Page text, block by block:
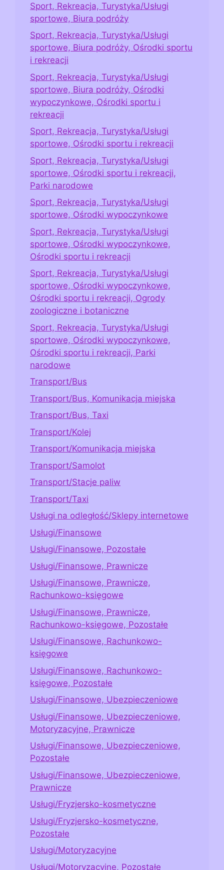
Sport, Rekreacja, Turystyka/Usługi
sportowe, Biura podróży
Sport, Rekreacja, Turystyka/Usługi
sportowe, Biura podróży, Ośrodki sportu
i rekreacji
Sport, Rekreacja, Turystyka/Usługi
sportowe, Biura podróży, Ośrodki
wypoczynkowe, Ośrodki sportu i
rekreacji
Sport, Rekreacja, Turystyka/Usługi
sportowe, Ośrodki sportu i rekreacji
Sport, Rekreacja, Turystyka/Usługi
sportowe, Ośrodki sportu i rekreacji,
Parki narodowe
Sport, Rekreacja, Turystyka/Usługi
sportowe, Ośrodki wypoczynkowe
Sport, Rekreacja, Turystyka/Usługi
sportowe, Ośrodki wypoczynkowe,
Ośrodki sportu i rekreacji
Sport, Rekreacja, Turystyka/Usługi
sportowe, Ośrodki wypoczynkowe,
Ośrodki sportu i rekreacji, Ogrody
zoologiczne i botaniczne
Sport, Rekreacja, Turystyka/Usługi
sportowe, Ośrodki wypoczynkowe,
Ośrodki sportu i rekreacji, Parki
narodowe
Transport/Bus
Transport/Bus, Komunikacja miejska
Transport/Bus, Taxi
Transport/Kolej
Transport/Komunikacja miejska
Transport/Samolot
Transport/Stacje paliw
Transport/Taxi
Usługi na odległość/Sklepy internetowe
Usługi/Finansowe
Usługi/Finansowe, Pozostałe
Usługi/Finansowe, Prawnicze
Usługi/Finansowe, Prawnicze,
Rachunkowo-księgowe
Usługi/Finansowe, Prawnicze,
Rachunkowo-księgowe, Pozostałe
Usługi/Finansowe, Rachunkowo-
księgowe
Usługi/Finansowe, Rachunkowo-
księgowe, Pozostałe
Usługi/Finansowe, Ubezpieczeniowe
Usługi/Finansowe, Ubezpieczeniowe,
Motoryzacyjne, Prawnicze
Usługi/Finansowe, Ubezpieczeniowe,
Pozostałe
Usługi/Finansowe, Ubezpieczeniowe,
Prawnicze
Usługi/Fryzjersko-kosmetyczne
Usługi/Fryzjersko-kosmetyczne,
Pozostałe
Usługi/Motoryzacyjne
Usługi/Motoryzacyjne, Pozostałe